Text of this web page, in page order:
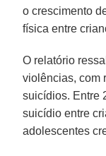
o crescimento
física entre
O relatório
violências, com
suicídios. Entre
suicídio entre
adolescentes